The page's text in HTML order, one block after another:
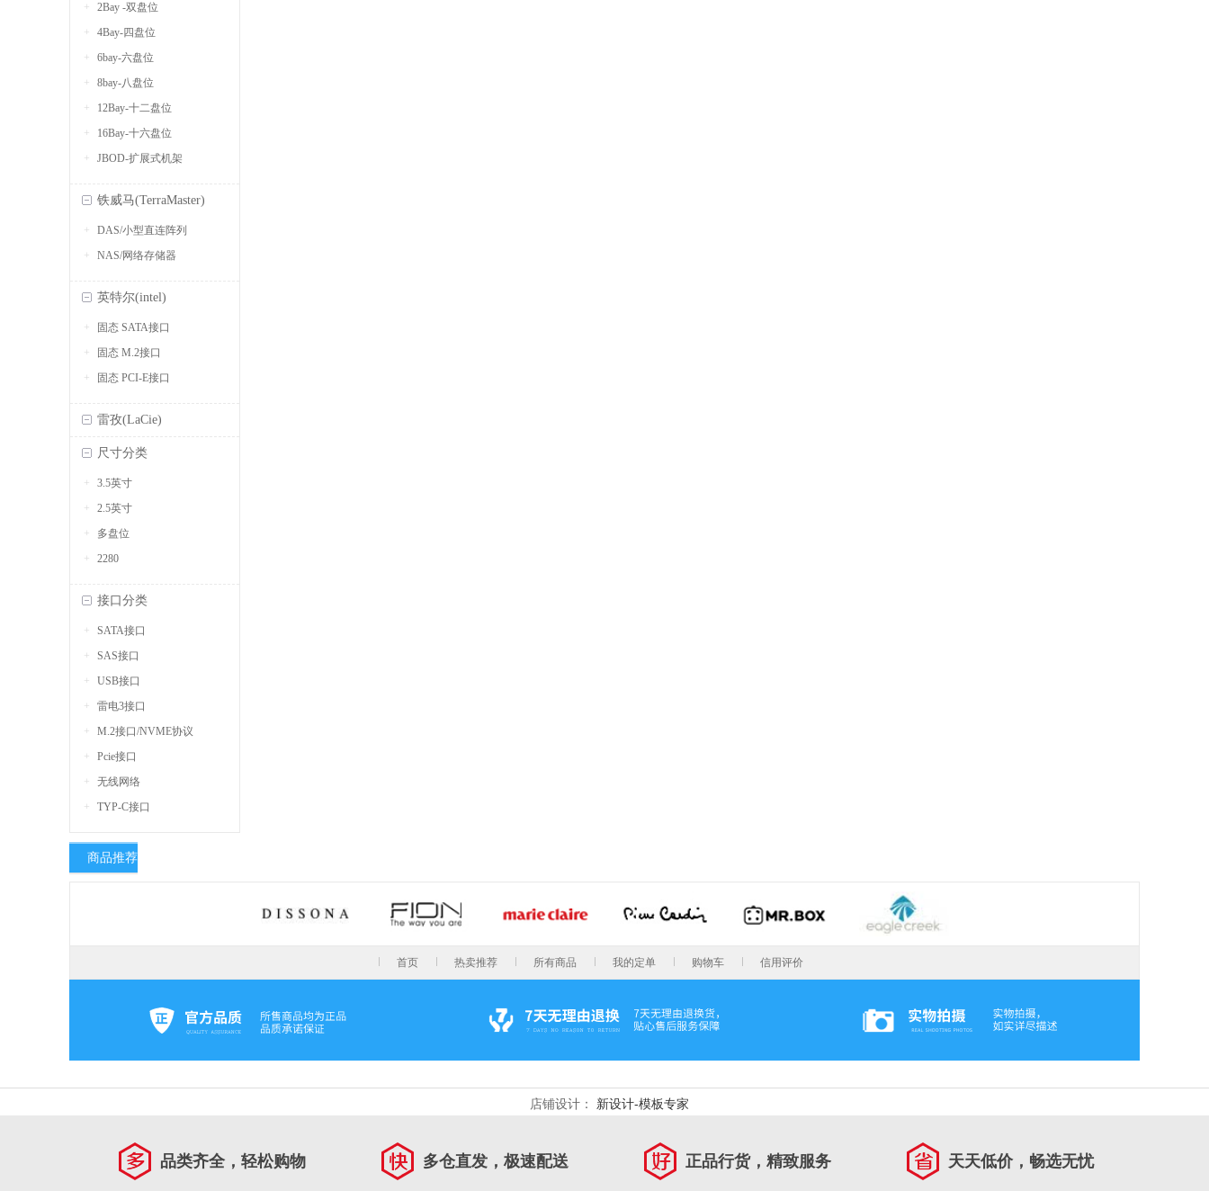
2Bay -双盘位
4Bay-四盘位
6bay-六盘位
8bay-八盘位
12Bay-十二盘位
16Bay-十六盘位
JBOD-扩展式机架
铁威马(TerraMaster)
DAS/小型直连阵列
NAS/网络存储器
英特尔(intel)
固态 SATA接口
固态 M.2接口
固态 PCI-E接口
雷孜(LaCie)
尺寸分类
3.5英寸
2.5英寸
多盘位
2280
接口分类
SATA接口
SAS接口
USB接口
雷电3接口
M.2接口/NVME协议
Pcie接口
无线网络
TYP-C接口
商品推荐
首页 热卖推荐 所有商品 我的定单 购物车 信用评价
店铺设计： 新设计-模板专家
品类齐全，轻松购物 多仓直发，极速配送 正品行货，精致服务 天天低价，畅选无忧